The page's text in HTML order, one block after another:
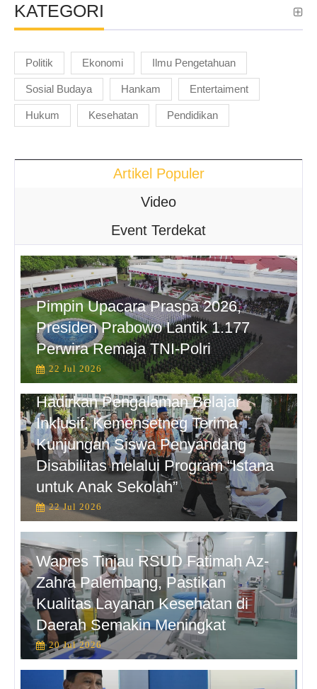
KATEGORI
Politik Ekonomi Ilmu Pengetahuan
Sosial Budaya Hankam Entertaiment
Hukum Kesehatan Pendidikan
Artikel Populer
Video
Event Terdekat
Pimpin Upacara Praspa 2026,
Presiden Prabowo Lantik 1.177
Perwira Remaja TNI-Polri
22 Jul 2026
Hadirkan Pengalaman Belajar
Inklusif, Kemensetneg Terima
Kunjungan Siswa Penyandang
Disabilitas melalui Program “Istana
untuk Anak Sekolah”
22 Jul 2026
Wapres Tinjau RSUD Fatimah Az-
Zahra Palembang, Pastikan
Kualitas Layanan Kesehatan di
Daerah Semakin Meningkat
20 Jul 2026